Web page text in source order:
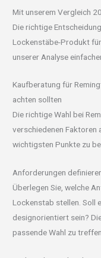
Mit unserem Vergleich
Die richtige
Lockenstäbe-Produkt
unserer Analyse
Kaufberatung für
achten sollten
Die richtige Wahl bei
verschiedenen Faktoren
wichtigsten Punkte zu
Anforderungen
Überlegen Sie, welche
Lockenstab stellen. Soll
designorientiert sein?
passende Wahl zu